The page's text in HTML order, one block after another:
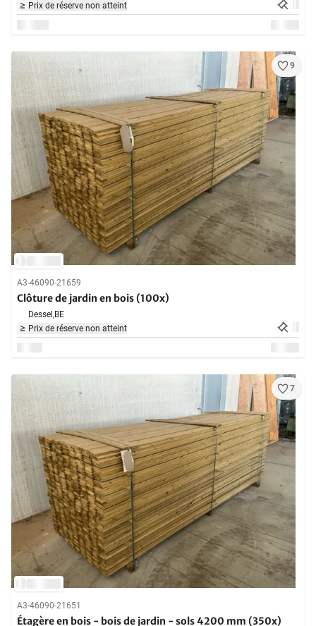
Prix de réserve non atteint
9
A3-46090-21659
Clôture de jardin en bois (100x)
Dessel,BE
Prix de réserve non atteint
7
A3-46090-21651
Étagère en bois - bois de jardin - sols 4200 mm (350x)